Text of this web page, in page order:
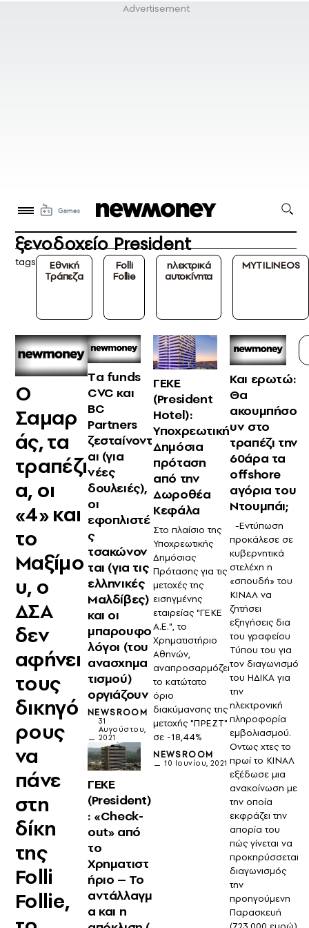
ξενοδοχείο President
tags
Εθνική
Τράπεζα
Folli
Follie
ηλεκτρικά
αυτοκίνητα
MYTILINEOS
Ο
Σαμαρ
άς, τα
τραπέζι
α, οι
«4» και
το
Μαξίμο
υ, ο
ΔΣΑ
δεν
αφήνει
τους
δικηγό
ρους
να
πάνε
στη
δίκη
της
Folli
Follie,
Tα funds
CVC και
BC
Partners
ζεσταίνοντ
αι (για
νέες
δουλειές),
οι
εφοπλιστέ
ς
τσακώνον
ται (για τις
ελληνικές
Μαλδίβες)
και οι
μπαρουφο
λόγοι (του
ανασχημα
τισμού)
οργιάζουν
NEWSROOM
31
Αυγούστου,
2021
ΓΕΚΕ
(President)
: «Check-
out» από
το
Χρηματιστ
ήριο – Το
αντάλλαγμ
α και η
ΓΕΚΕ
(President
Hotel):
Υποχρεωτική
Δημόσια
πρόταση
από την
Δωροθέα
Κεφάλα
Στο πλαίσιο της
Υποχρεωτικής
Δημόσιας
Πρότασης για τις
μετοχές της
εισηγμένης
εταιρείας "ΓΕΚΕ
Α.Ε.", το
Χρηματιστήριο
Αθηνών,
αναπροσαρμόζει
το κατώτατο
όριο
διακύμανσης της
μετοχής "ΠΡΕZΤ"
σε -18,44%
NEWSROOM
10 Ιουνίου, 2021
Και ερωτώ:
Θα
ακουμπήσο
υν στο
τραπέζι την
60άρα τα
offshore
αγόρια του
Ντουμπάι;
-Εντύπωση
προκάλεσε σε
κυβερνητικά
στελέχη η
«σπουδή» του
ΚΙΝΑΛ να
ζητήσει
εξηγήσεις δια
του γραφείου
Τύπου του για
τον διαγωνισμό
του ΗΔΙΚΑ για
την
ηλεκτρονική
πληροφορία
εμβολιασμού.
Οντως χτες το
πρωί το ΚΙΝΑΛ
εξέδωσε μια
ανακοίνωση με
την οποία
εκφράζει την
απορία του
πώς γίνεται να
προκηρύσσεται
διαγωνισμός
την
προηγούμενη
Παρασκευή